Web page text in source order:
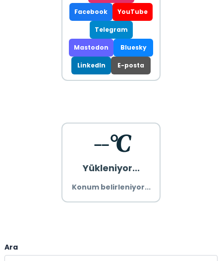
Facebook YouTube
Telegram
Mastodon Bluesky
LinkedIn E-posta
--°C
Yükleniyor...
Konum belirleniyor...
Ara